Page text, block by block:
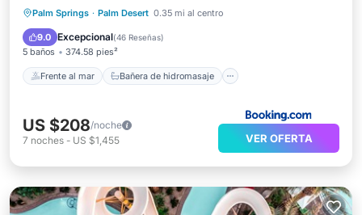
Palm Springs · Palm Desert 0.35 mi al centro
9.0 Excepcional(46 Reseñas)
5 baños 374.58 pies²
Frente al mar Bañera de hidromasaje
Frente al mar
Bañera de hidromasaje
Desayuno
Aparcamiento
US $208/noche
7 noches - US $1,455 VER OFERTA